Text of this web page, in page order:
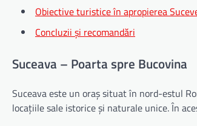
Obiective turistice în apropierea
Concluzii și recomandări
Suceava – Poarta spre Bucovina
Suceava este un oraș situat în nord-estul
locațiile sale istorice și naturale unice. În